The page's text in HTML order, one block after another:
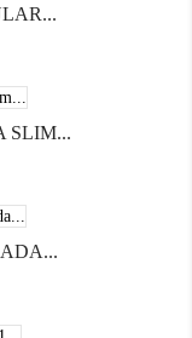
SLIM...